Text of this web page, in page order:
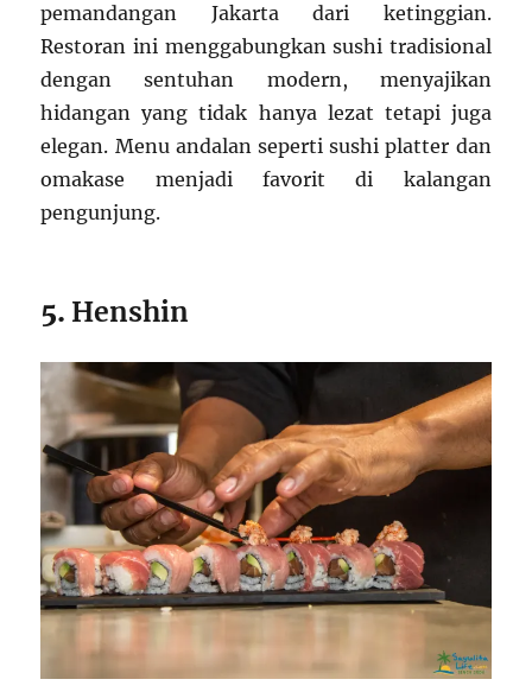
pemandangan Jakarta dari ketinggian.
Restoran ini menggabungkan sushi tradisional
dengan sentuhan modern, menyajikan
hidangan yang tidak hanya lezat tetapi juga
elegan. Menu andalan seperti sushi platter dan
omakase menjadi favorit di kalangan
pengunjung.
5. Henshin